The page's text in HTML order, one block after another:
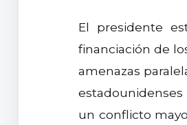
El presidente
financiación de
amenazas
un conflicto